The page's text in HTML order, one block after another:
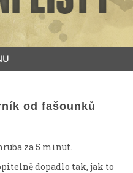
od fašounků
za5 minut.
dopadlo tak, jak to